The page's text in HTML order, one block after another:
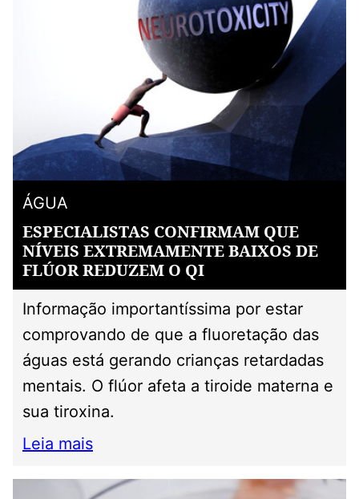
ÁGUA
ESPECIALISTAS CONFIRMAM QUE
NÍVEIS EXTREMAMENTE BAIXOS DE
FLÚOR REDUZEM O QI
Informação importantíssima por estar
comprovando de que a fluoretação das
águas está gerando crianças retardadas
mentais. O flúor afeta a tiroide materna e
sua tiroxina.
Leia mais